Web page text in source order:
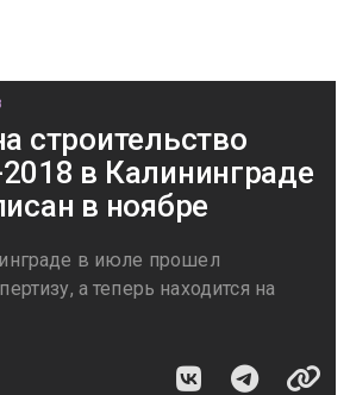
строительство
в Калининграде
в ноябре
в июле прошел
а теперь находится на